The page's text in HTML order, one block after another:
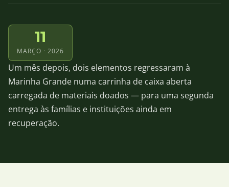
11
MARÇO · 2026
Um mês depois, dois elementos regressaram à
Marinha Grande numa carrinha de caixa aberta
carregada de materiais doados — para uma segunda
entrega às famílias e instituições ainda em
recuperação.